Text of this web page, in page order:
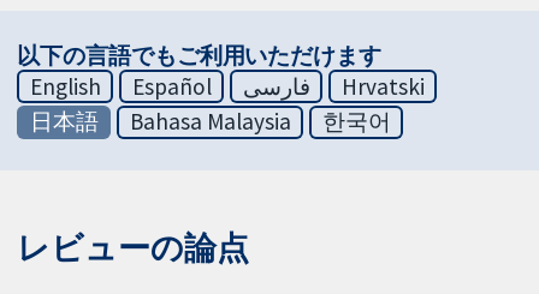
以下の言語でもご利用いただけます
English
Español فارسی
Hrvatski
日本語
Bahasa Malaysia 한국어
レビューの論点